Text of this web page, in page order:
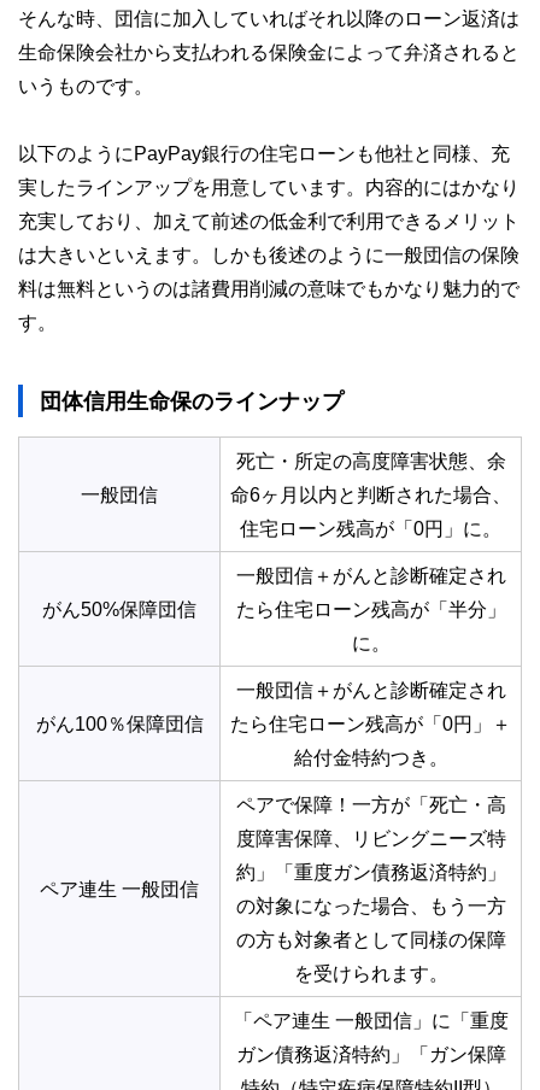
そんな時、団信に加入していればそれ以降のローン返済は
生命保険会社から支払われる保険金によって弁済されると
いうものです。
以下のようにPayPay銀行の住宅ローンも他社と同様、充
実したラインアップを用意しています。内容的にはかなり
充実しており、加えて前述の低金利で利用できるメリット
は大きいといえます。しかも後述のように一般団信の保険
料は無料というのは諸費用削減の意味でもかなり魅力的で
す。
団体信用生命保のラインナップ
一般団信
死亡・所定の高度障害状態、余
命6ヶ月以内と判断された場合、
住宅ローン残高が「0円」に。
がん50%保障団信
一般団信＋がんと診断確定され
たら住宅ローン残高が「半分」
に。
がん100％保障団信
一般団信＋がんと診断確定され
たら住宅ローン残高が「0円」＋
給付金特約つき。
ペア連生 一般団信
ペアで保障！一方が「死亡・高
度障害保障、リビングニーズ特
約」「重度ガン債務返済特約」
の対象になった場合、もう一方
の方も対象者として同様の保障
を受けられます。
「ペア連生 一般団信」に「重度
ガン債務返済特約」「ガン保障